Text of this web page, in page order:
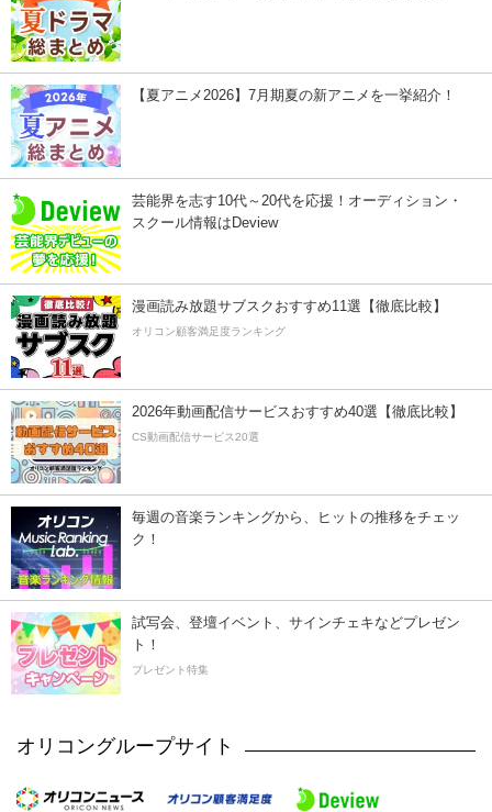
【夏アニメ2026】7月期夏の新アニメを一挙紹介！
芸能界を志す10代～20代を応援！オーディション・
スクール情報はDeview
漫画読み放題サブスクおすすめ11選【徹底比較】
オリコン顧客満足度ランキング
2026年動画配信サービスおすすめ40選【徹底比較】
CS動画配信サービス20選
毎週の音楽ランキングから、ヒットの推移をチェッ
ク！
試写会、登壇イベント、サインチェキなどプレゼン
ト！
プレゼント特集
オリコングループサイト